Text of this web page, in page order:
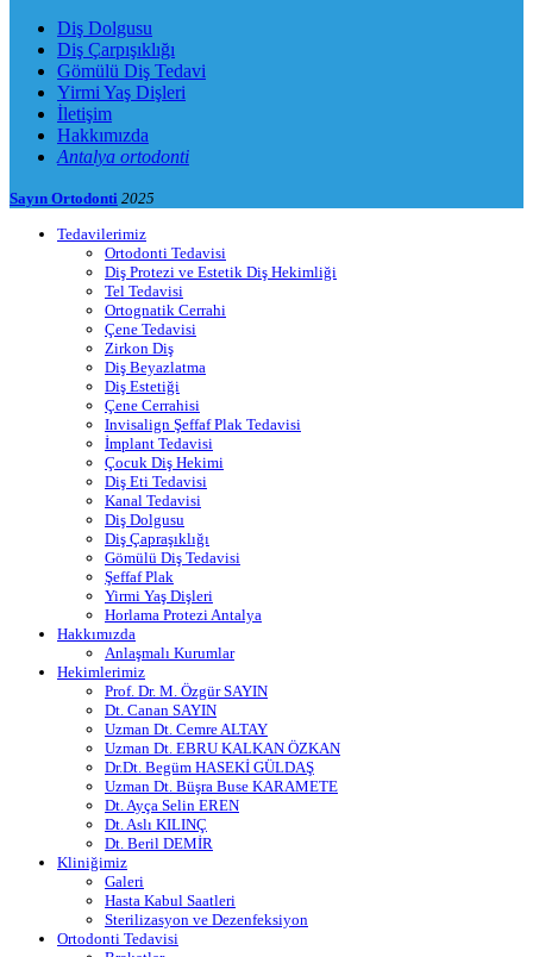
Diş Dolgusu
Diş Çarpışıklığı
Gömülü Diş Tedavi
Yirmi Yaş Dişleri
İletişim
Hakkımızda
Antalya ortodonti
Sayın Ortodonti 2025
Tedavilerimiz
Ortodonti Tedavisi
Diş Protezi ve Estetik Diş Hekimliği
Tel Tedavisi
Ortognatik Cerrahi
Çene Tedavisi
Zirkon Diş
Diş Beyazlatma
Diş Estetiği
Çene Cerrahisi
Invisalign Şeffaf Plak Tedavisi
İmplant Tedavisi
Çocuk Diş Hekimi
Diş Eti Tedavisi
Kanal Tedavisi
Diş Dolgusu
Diş Çapraşıklığı
Gömülü Diş Tedavisi
Şeffaf Plak
Yirmi Yaş Dişleri
Horlama Protezi Antalya
Hakkımızda
Anlaşmalı Kurumlar
Hekimlerimiz
Prof. Dr. M. Özgür SAYIN
Dt. Canan SAYIN
Uzman Dt. Cemre ALTAY
Uzman Dt. EBRU KALKAN ÖZKAN
Dr.Dt. Begüm HASEKİ GÜLDAŞ
Uzman Dt. Büşra Buse KARAMETE
Dt. Ayça Selin EREN
Dt. Aslı KILINÇ
Dt. Beril DEMİR
Kliniğimiz
Galeri
Hasta Kabul Saatleri
Sterilizasyon ve Dezenfeksiyon
Ortodonti Tedavisi